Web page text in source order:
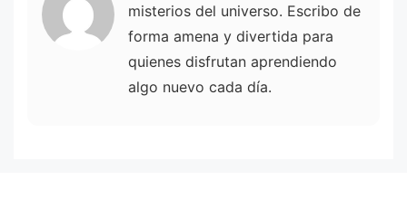
misterios del universo. Escribo de
forma amena y divertida para
quienes disfrutan aprendiendo
algo nuevo cada día.